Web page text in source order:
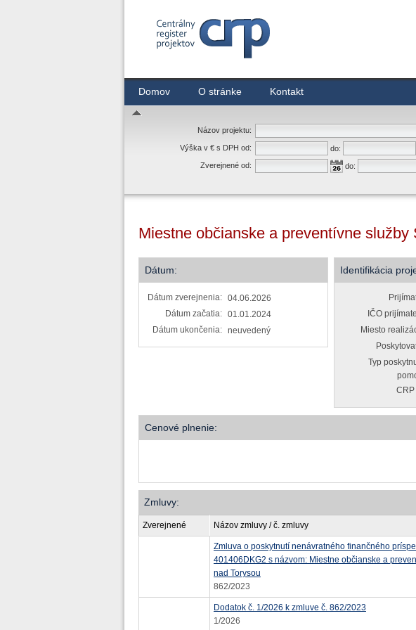
Domov O stránke Kontakt
Názov projektu:
Výška v € s DPH od:
do:
Zverejnené od:
do:
Miestne občianske a preventívne služby
Dátum:
Dátum zverejnenia: 04.06.2026
Dátum začatia: 01.01.2024
Dátum ukončenia: neuvedený
Identifikácia
IČO
Miesto
Typ
CRP
Cenové plnenie:
Zmluvy:
Zverejnené Názov zmluvy / č. zmluvy
Zmluva o poskytnutí nenávratného finančného
401406DKG2 s názvom: Miestne občianske a
nad Torysou
862/2023
Dodatok č. 1/2026 k zmluve č. 862/2023
1/2026